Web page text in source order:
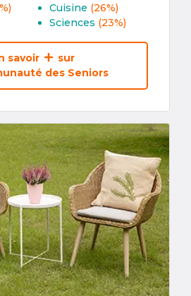
Cuisine (26%)
Sciences (23%)
savoir
sur
des Seniors